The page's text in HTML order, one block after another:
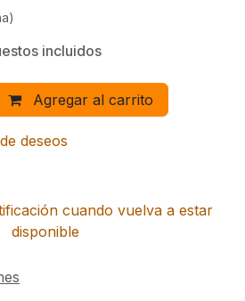
incluidos
Agregar al carrito
deseos
cuando vuelva a estar
disponible